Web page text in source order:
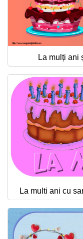
La mulți ani
La multi ani cu